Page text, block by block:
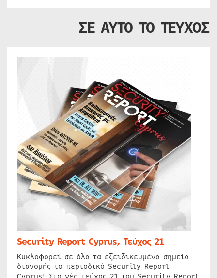
ΣΕ ΑΥΤΟ ΤΟ ΤΕΥΧΟΣ
Security Report Cyprus, Τεύχος 21
Κυκλοφορεί σε όλα τα εξειδικευμένα σημεία
διανομής το περιοδικό Security Report
Cyprus! Στο νέο τεύχος 21 του Security Report